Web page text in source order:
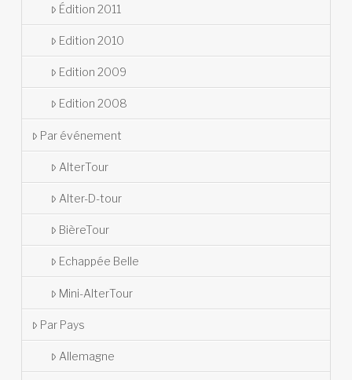
Édition 2011
Edition 2010
Edition 2009
Edition 2008
Par événement
AlterTour
Alter-D-tour
BièreTour
Echappée Belle
Mini-AlterTour
Par Pays
Allemagne